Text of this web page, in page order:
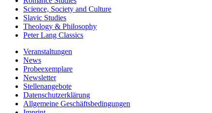
Science, Society and Culture
Slavic Studies
Theology & Philosophy
Peter Lang Classics
Veranstaltungen
News
Probeexemplare
Newsletter
Stellenangebote
Datenschutzerklärung
Allgemeine Geschäftsbedingungen